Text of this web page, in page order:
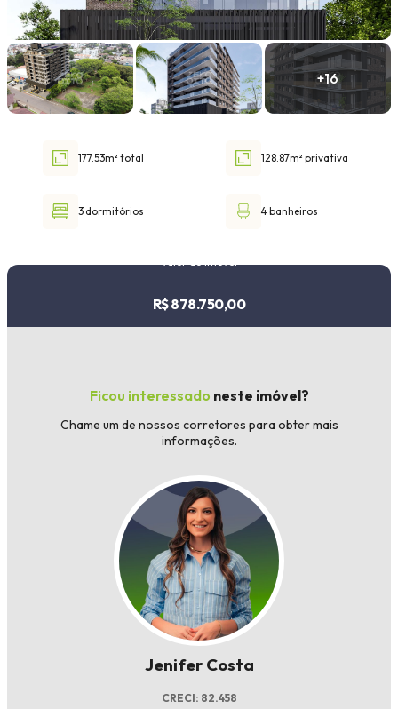
Faixa de valor
30.000,00até1.000.000,00 ou +
177.53m² total 128.87m² privativa
3 dormitórios 4 banheiros
R$ 878.750,00
Ficou interessado neste imóvel?
Chame um de nossos corretores para obter mais
informações.
Jenifer Costa
CRECI: 82.458